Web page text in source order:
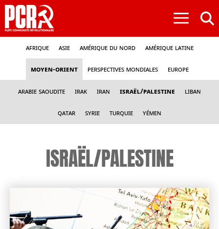
≡
Afrique Asie Amérique du nord Amérique latine
Moyen-Orient Perspectives mondiales Europe
Arabie Saoudite Irak Iran Israël/Palestine Liban
Qatar Syrie Turquie Yémen
ISRAËL/PALESTINE